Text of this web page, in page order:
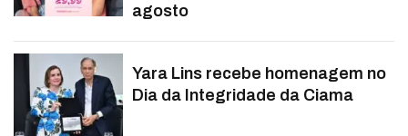
agosto
Yara Lins recebe homenagem no
Dia da Integridade da Ciama